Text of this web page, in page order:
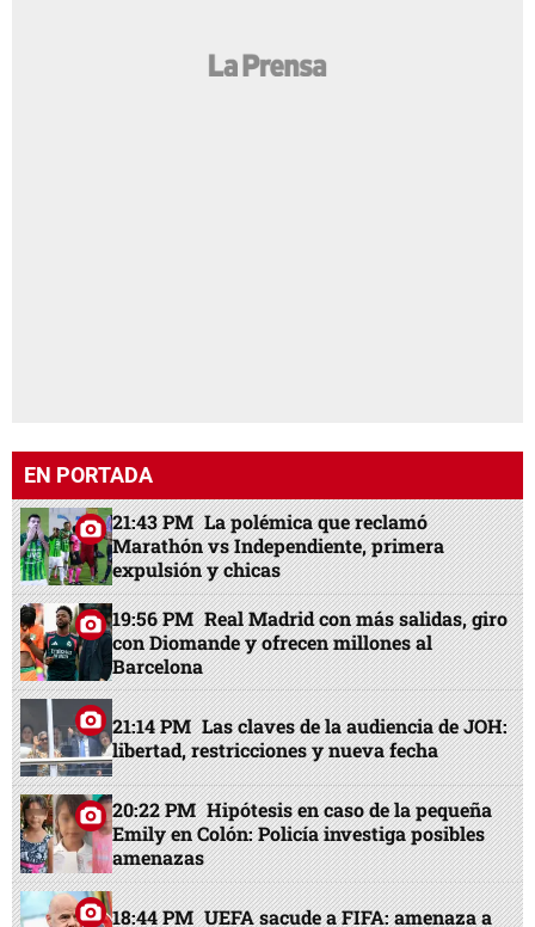
EN PORTADA
21:43 PM La polémica que reclamó
Marathón vs Independiente, primera
expulsión y chicas
19:56 PM Real Madrid con más salidas, giro
con Diomande y ofrecen millones al
Barcelona
21:14 PM Las claves de la audiencia de JOH:
libertad, restricciones y nueva fecha
20:22 PM Hipótesis en caso de la pequeña
Emily en Colón: Policía investiga posibles
amenazas
18:44 PM UEFA sacude a FIFA: amenaza a